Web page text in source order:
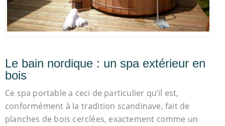
Le bain nordique : un spa extérieur en
bois
Ce spa portable a ceci de particulier qu’il est,
conformément à la tradition scandinave, fait de
planches de bois cerclées, exactement comme un